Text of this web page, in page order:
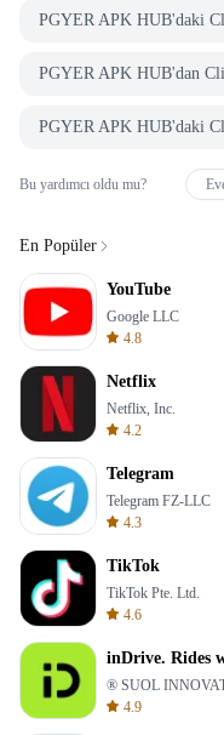
PGYER APK HUB'daki
Bu yardımcı oldu mu?
En Popüler
YouTube
Google LLC
4.8
Netflix
Netflix, Inc.
4.2
Telegram
Telegram FZ-LLC
4.3
TikTok
TikTok Pte. Ltd.
4.6
inDrive. Rides
® SUOL
4.9